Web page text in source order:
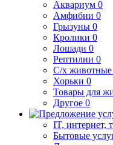
Аквариум 0
Амфибии 0
Грызуны 0
Кролики 0
Лошади 0
Рептилии 0
С/х животные
Хорьки 0
Товары для
Другое 0
IT, интернет,
Бытовые